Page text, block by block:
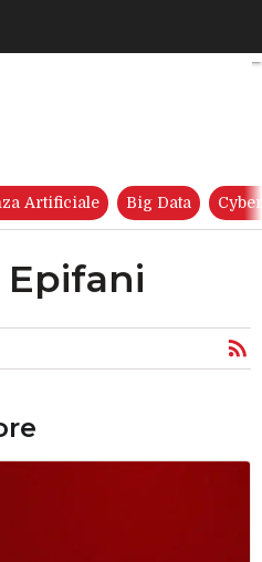
Epifani
Artificiale Big Data